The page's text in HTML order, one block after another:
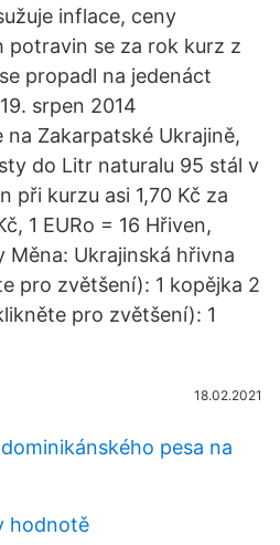
inflace, ceny
potravin se za rok kurz z
propadl na jedenáct
srpen 2014
Zakarpatské Ukrajině,
do Litr naturalu 95 stál v
při kurzu asi 1,70 Kč za
1 EURo = 16 Hřiven,
Měna: Ukrajinská hřivna
pro zvětšení): 1 kopějka 2
pro zvětšení): 1
18.02.2021
pesa na
hodnotě